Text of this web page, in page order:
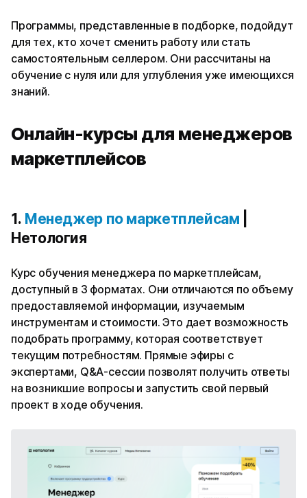
Программы, представленные в подборке, подойдут
для тех, кто хочет сменить работу или стать
самостоятельным селлером. Они рассчитаны на
обучение с нуля или для углубления уже имеющихся
знаний.
Онлайн-курсы для менеджеров
маркетплейсов
1. Менеджер по маркетплейсам
Нетология
Курс обучения менеджера по маркетплейсам,
доступный в 3 форматах. Они отличаются по объему
предоставляемой информации, изучаемым
инструментам и стоимости. Это дает возможность
подобрать программу, которая соответствует
текущим потребностям. Прямые эфиры с
экспертами, Q&A-сессии позволят получить ответы
на возникшие вопросы и запустить свой первый
проект в ходе обучения.